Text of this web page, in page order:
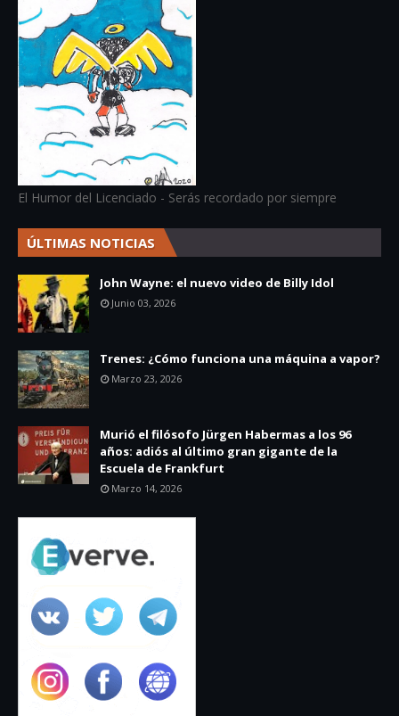
El Humor del Licenciado - Serás recordado por siempre
ÚLTIMAS NOTICIAS
John Wayne: el nuevo video de Billy Idol
Junio 03, 2026
Trenes: ¿Cómo funciona una máquina a vapor?
Marzo 23, 2026
Murió el filósofo Jürgen Habermas a los 96
años: adiós al último gran gigante de la
Escuela de Frankfurt
Marzo 14, 2026